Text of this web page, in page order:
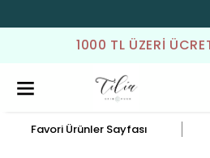
1000 TL ÜZERI
Favori Ürünler Sayfası